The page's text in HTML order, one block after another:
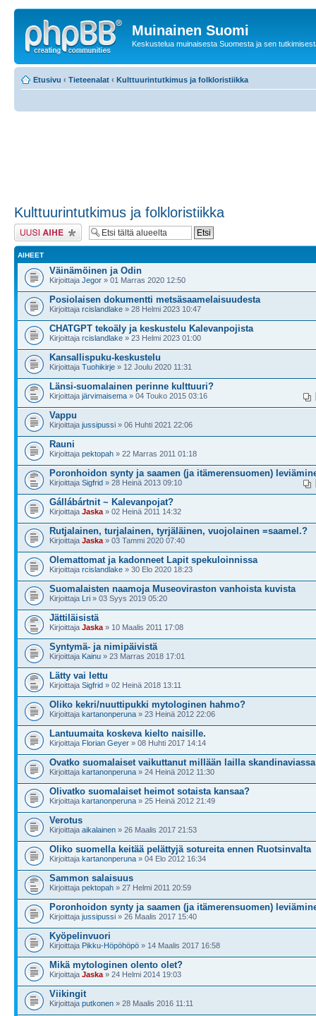
Muinainen Suomi
Keskustelua muinaisesta Suomesta ja sen
Etusivu ‹ Tieteenalat ‹ Kulttuurintutkimus ja folkloristiikka
Kulttuurintutkimus ja folkloristiikka
Lähetä uusi viesti
AIHEET
Väinämöinen ja Odin
Kirjoittaja Jegor » 01 Marras 2020 12:50
Posiolaisen dokumentti metsäsaamelaisuudesta
Kirjoittaja rcislandlake » 28 Helmi 2023 10:47
CHATGPT tekoäly ja keskustelu Kalevanpojista
Kirjoittaja rcislandlake » 23 Helmi 2023 01:00
Kansallispuku-keskustelu
Kirjoittaja Tuohikirje » 12 Joulu 2020 11:31
Länsi-suomalainen perinne kulttuuri?
Kirjoittaja järvimaisema » 04 Touko 2015 03:16
Vappu
Kirjoittaja jussipussi » 06 Huhti 2021 22:06
Rauni
Kirjoittaja pektopah » 22 Marras 2011 01:18
Poronhoidon synty ja saamen (ja itämerensuomen)
Kirjoittaja Sigfrid » 28 Heinä 2013 09:10
Gállábártnit ~ Kalevanpojat?
Kirjoittaja Jaska » 02 Heinä 2011 14:32
Rutjalainen, turjalainen, tyrjäläinen, vuojolainen =saamel.?
Kirjoittaja Jaska » 03 Tammi 2020 07:40
Olemattomat ja kadonneet Lapit spekuloinnissa
Kirjoittaja rcislandlake » 30 Elo 2020 18:23
Suomalaisten naamoja Museoviraston vanhoista kuvista
Kirjoittaja Lri » 03 Syys 2019 05:20
Jättiläisistä
Kirjoittaja Jaska » 10 Maalis 2011 17:08
Syntymä- ja nimipäivistä
Kirjoittaja Kainu » 23 Marras 2018 17:01
Lätty vai lettu
Kirjoittaja Sigfrid » 02 Heinä 2018 13:11
Oliko kekri/nuuttipukki mytologinen hahmo?
Kirjoittaja kartanonperuna » 23 Heinä 2012 22:06
Lantuumaita koskeva kielto naisille.
Kirjoittaja Florian Geyer » 08 Huhti 2017 14:14
Ovatko suomalaiset vaikuttanut millään lailla skandinaviassa
Kirjoittaja kartanonperuna » 24 Heinä 2012 11:30
Olivatko suomalaiset heimot sotaista kansaa?
Kirjoittaja kartanonperuna » 25 Heinä 2012 21:49
Verotus
Kirjoittaja aikalainen » 26 Maalis 2017 21:53
Oliko suomella keitää pelättyjä sotureita ennen Ruotsinvalta
Kirjoittaja kartanonperuna » 04 Elo 2012 16:34
Sammon salaisuus
Kirjoittaja pektopah » 27 Helmi 2011 20:59
Poronhoidon synty ja saamen (ja itämerensuomen)
Kirjoittaja jussipussi » 26 Maalis 2017 15:40
Kyöpelinvuori
Kirjoittaja Pikku-Höpöhöpö » 14 Maalis 2017 16:58
Mikä mytologinen olento olet?
Kirjoittaja Jaska » 24 Helmi 2014 19:03
Viikingit
Kirjoittaja putkonen » 28 Maalis 2016 11:11